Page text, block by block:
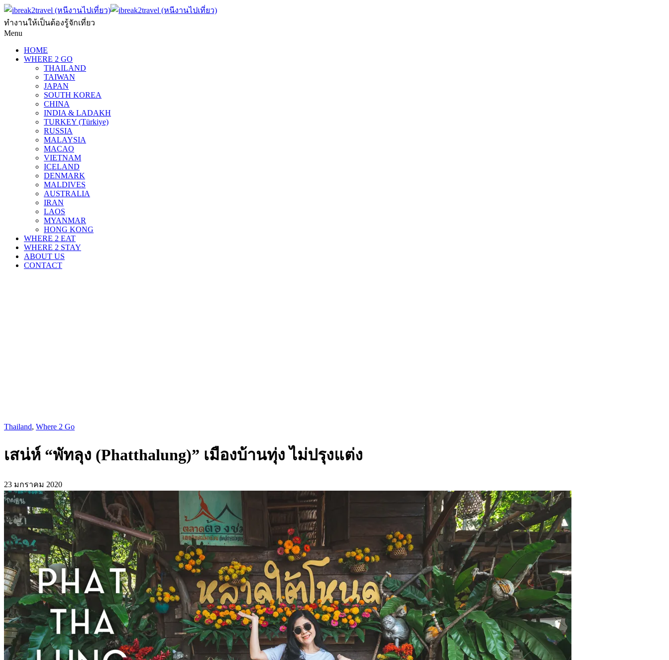
ทำงานให้เป็นต้องรู้จักเที่ยว
Menu
HOME
WHERE 2 GO
THAILAND
TAIWAN
JAPAN
SOUTH KOREA
CHINA
INDIA & LADAKH
TURKEY (Türkiye)
RUSSIA
MALAYSIA
MACAO
VIETNAM
ICELAND
DENMARK
MALDIVES
AUSTRALIA
IRAN
LAOS
MYANMAR
HONG KONG
WHERE 2 EAT
WHERE 2 STAY
ABOUT US
CONTACT
Thailand, Where 2 Go
เสน่ห์ “พัทลุง (Phatthalung)” เมืองบ้านทุ่ง ไม่ปรุงแต่ง
23 มกราคม 2020